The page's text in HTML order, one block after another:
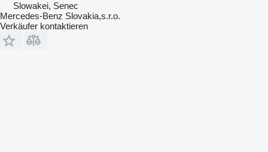
Slowakei, Senec
Mercedes-Benz Slovakia,s.r.o.
Verkäufer kontaktieren